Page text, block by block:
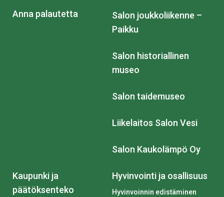
Anna palautetta
Salon joukkoliikenne –
Paikku
Salon historiallinen
museo
Salon taidemuseo
Liikelaitos Salon Vesi
Salon Kaukolämpö Oy
Kaupunki ja
päätöksenteko
Hyvinvointi ja osallisuus
Hyvinvoinnin edistäminen